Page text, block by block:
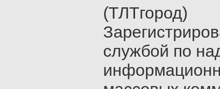
(ТЛТгород)
службой по